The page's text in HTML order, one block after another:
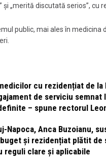
„merită discutată serios”, cu
public, mai ales în medicina
cu rezidențiat de
de serviciu
– spune rectorul
Napoca, Anca Buzoianu,
și rezidențiat plătit
reguli clare și aplicabile